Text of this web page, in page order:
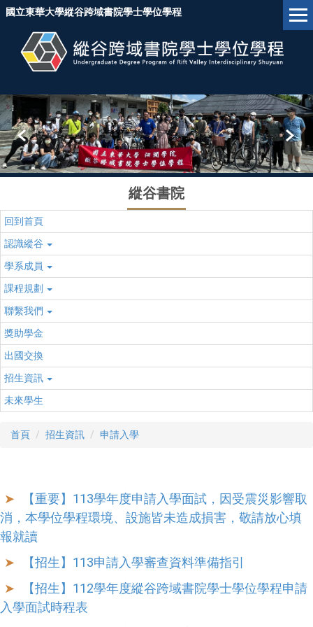
跳
區
塊
國立東華大學縱谷跨域書院學士學位學程
縱谷書院
回到首頁
認識縱谷
學系成員
課程規劃
聯繫我們
獎助學金
出國交換
招生資訊
未來學生
首頁 招生資訊 申請入學
【重要】113學年度申請入學面試，因受震災影響取
消，本學位學程環境、設施皆未造成損害，敬請放心填
報就讀
【招生】113申請入學審查資料準備指引
【招生】112學年度縱谷跨域書院學士學位學程申請
入學面試時程表